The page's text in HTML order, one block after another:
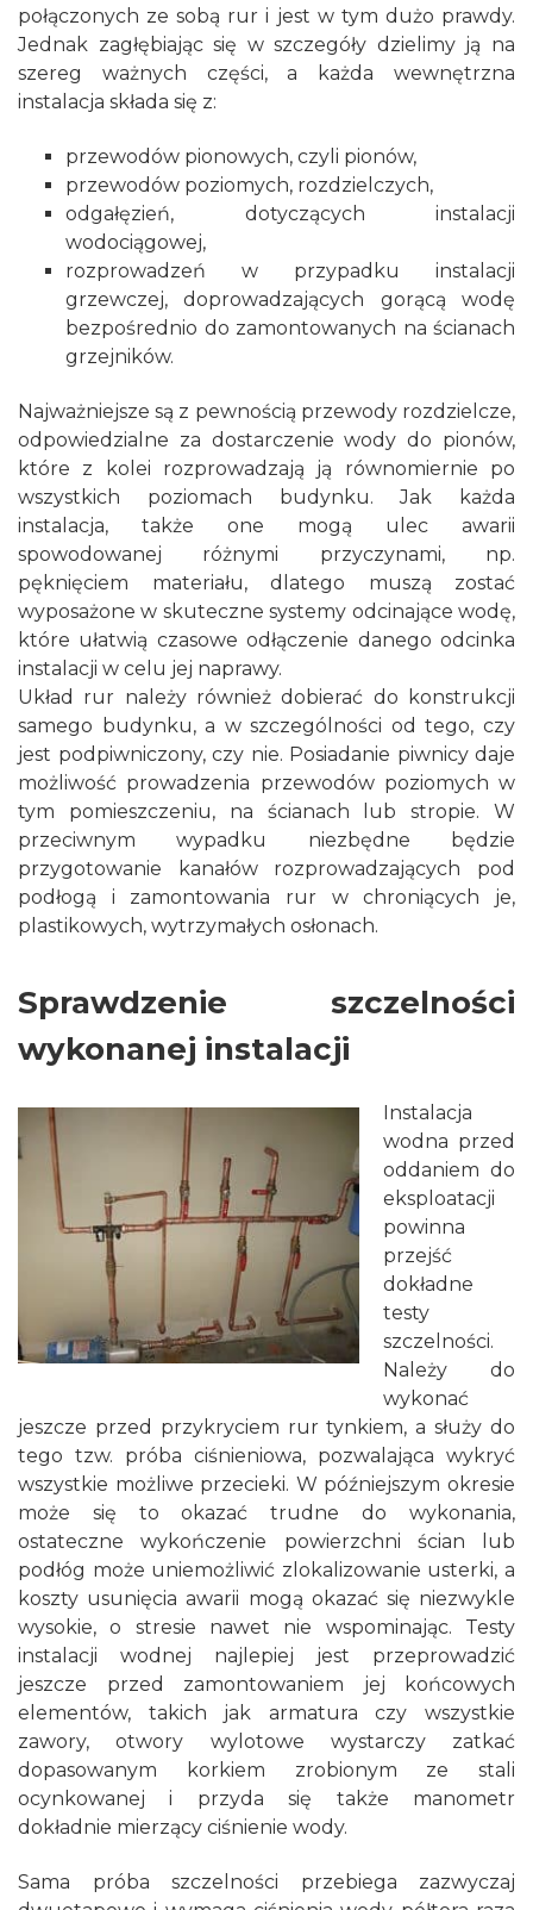
połączonych ze sobą rur i jest w tym dużo prawdy.
Jednak zagłębiając się w szczegóły dzielimy ją na
szereg ważnych części, a każda wewnętrzna
instalacja składa się z:
przewodów pionowych, czyli pionów,
przewodów poziomych, rozdzielczych,
odgałęzień, dotyczących instalacji
wodociągowej,
rozprowadzeń w przypadku instalacji
grzewczej, doprowadzających gorącą wodę
bezpośrednio do zamontowanych na ścianach
grzejników.
Najważniejsze są z pewnością przewody rozdzielcze,
odpowiedzialne za dostarczenie wody do pionów,
które z kolei rozprowadzają ją równomiernie po
wszystkich poziomach budynku. Jak każda
instalacja, także one mogą ulec awarii
spowodowanej różnymi przyczynami, np.
pęknięciem materiału, dlatego muszą zostać
wyposażone w skuteczne systemy odcinające wodę,
które ułatwią czasowe odłączenie danego odcinka
instalacji w celu jej naprawy.
Układ rur należy również dobierać do konstrukcji
samego budynku, a w szczególności od tego, czy
jest podpiwniczony, czy nie. Posiadanie piwnicy daje
możliwość prowadzenia przewodów poziomych w
tym pomieszczeniu, na ścianach lub stropie. W
przeciwnym wypadku niezbędne będzie
przygotowanie kanałów rozprowadzających pod
podłogą i zamontowania rur w chroniących je,
plastikowych, wytrzymałych osłonach.
Sprawdzenie szczelności
wykonanej instalacji
Instalacja
wodna przed
oddaniem do
eksploatacji
powinna
przejść
dokładne
testy
szczelności.
Należy do
wykonać
jeszcze przed przykryciem rur tynkiem, a służy do
tego tzw. próba ciśnieniowa, pozwalająca wykryć
wszystkie możliwe przecieki. W późniejszym okresie
może się to okazać trudne do wykonania,
ostateczne wykończenie powierzchni ścian lub
podłóg może uniemożliwić zlokalizowanie usterki, a
koszty usunięcia awarii mogą okazać się niezwykle
wysokie, o stresie nawet nie wspominając. Testy
instalacji wodnej najlepiej jest przeprowadzić
jeszcze przed zamontowaniem jej końcowych
elementów, takich jak armatura czy wszystkie
zawory, otwory wylotowe wystarczy zatkać
dopasowanym korkiem zrobionym ze stali
ocynkowanej i przyda się także manometr
dokładnie mierzący ciśnienie wody.
Sama próba szczelności przebiega zazwyczaj